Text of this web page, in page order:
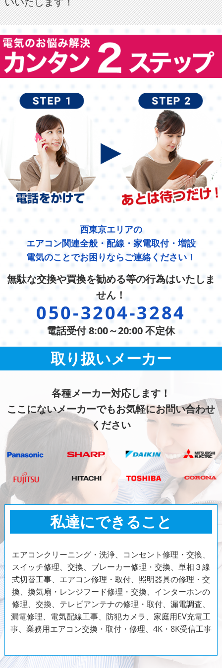
西東京エリアの
エアコン関連全般・配線・家電取付・増設
電気のことでお困りならご連絡ください！
無駄な交換や買換を勧める等の行為はいたしま
せん！
050-3204-3284
電話受付 8:00～20:00 不定休
取り扱いメーカー
各種メーカー対応します！
ここにないメーカーでもお気軽にお問い合わせ
ください
私達にできること
エアコンクリーニング・洗浄、コンセント修理・交換、
スイッチ修理、交換、ブレーカー修理・交換、単相３線
式切替工事、エアコン修理・取付、照明器具の修理・交
換、換気扇・レンジフード修理・交換、インターホンの
修理、交換、テレビアンテナの修理・取付、漏電調査、
漏電修理、電気配線工事、防犯カメラ、家庭用EV充電工
事、業務用エアコン交換・取付・修理、4K・8K受信工事